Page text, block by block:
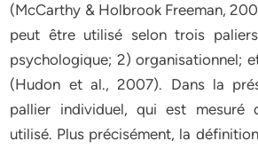
(McCarthy & Holbrook Freeman,
peut être utilisé selon trois
psychologique; 2) organisationnel;
(Hudon et al., 2007). Dans la
pallier individuel, qui est mesuré
utilisé. Plus précisément, la